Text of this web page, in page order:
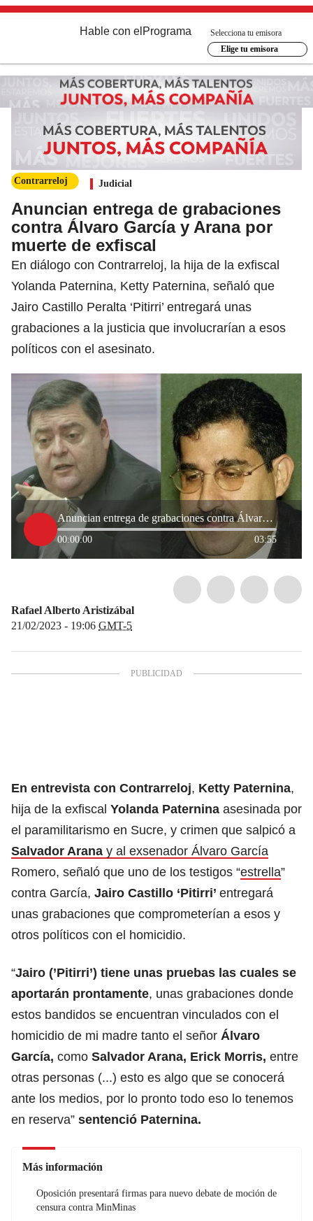
Hable con el Programa
Selecciona tu emisora
Elige tu emisora
Contrarreloj Judicial
Anuncian entrega de grabaciones
contra Álvaro García y Arana por
muerte de exfiscal
En diálogo con Contrarreloj, la hija de la exfiscal
Yolanda Paternina, Ketty Paternina, señaló que
Jairo Castillo Peralta ‘Pitirri’ entregará unas
grabaciones a la justicia que involucrarían a esos
políticos con el asesinato.
Anuncian entrega de grabaciones contra Álvaro García y Arana por muerte de exfiscal 1
00:00:00 03:55
Rafael Alberto Aristizábal
21/02/2023 - 19:06 GMT-5
En entrevista con Contrarreloj, Ketty Paternina,
hija de la exfiscal Yolanda Paternina asesinada por
el paramilitarismo en Sucre, y crimen que salpicó a
Salvador Arana y al exsenador Álvaro García
Romero, señaló que uno de los testigos “estrella”
contra García, Jairo Castillo ‘Pitirri’ entregará
unas grabaciones que comprometerían a esos y
otros políticos con el homicidio.
“Jairo (’Pitirri’) tiene unas pruebas las cuales se
aportarán prontamente, unas grabaciones donde
estos bandidos se encuentran vinculados con el
homicidio de mi madre tanto el señor Álvaro
García, como Salvador Arana, Erick Morris, entre
otras personas (...) esto es algo que se conocerá
ante los medios, por lo pronto todo eso lo tenemos
en reserva” sentenció Paternina.
Más información
Oposición presentará firmas para nuevo debate de moción de
censura contra MinMinas